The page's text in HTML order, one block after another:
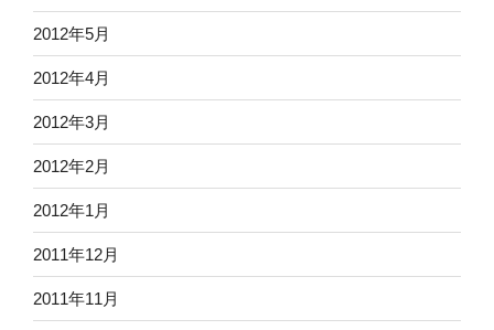
2012年5月
2012年4月
2012年3月
2012年2月
2012年1月
2011年12月
2011年11月